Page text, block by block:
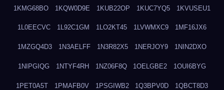
1KMG68BO 1KQW0D9E 1KUB22OP 1KUC7YQ5 1KVUSEU1
1L0EECVC 1L92C1GM 1LO2KT45 1LVWMXC9 1MF16JX6
1MZGQ4D3 1N3AELFF 1N3R82X5 1NERJOY9 1NIN2DXO
1NIPGIQG 1NTYF4RH 1NZ06F8Q 1OELGBE2 1OUI6BYG
1PET0A5T 1PMAFB0V 1PSGIWB2 1Q3BPV0D 1QBCT8D3